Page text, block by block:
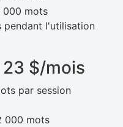
000 mots
pendant l'utilisation
23 $/mois
par session
000 mots